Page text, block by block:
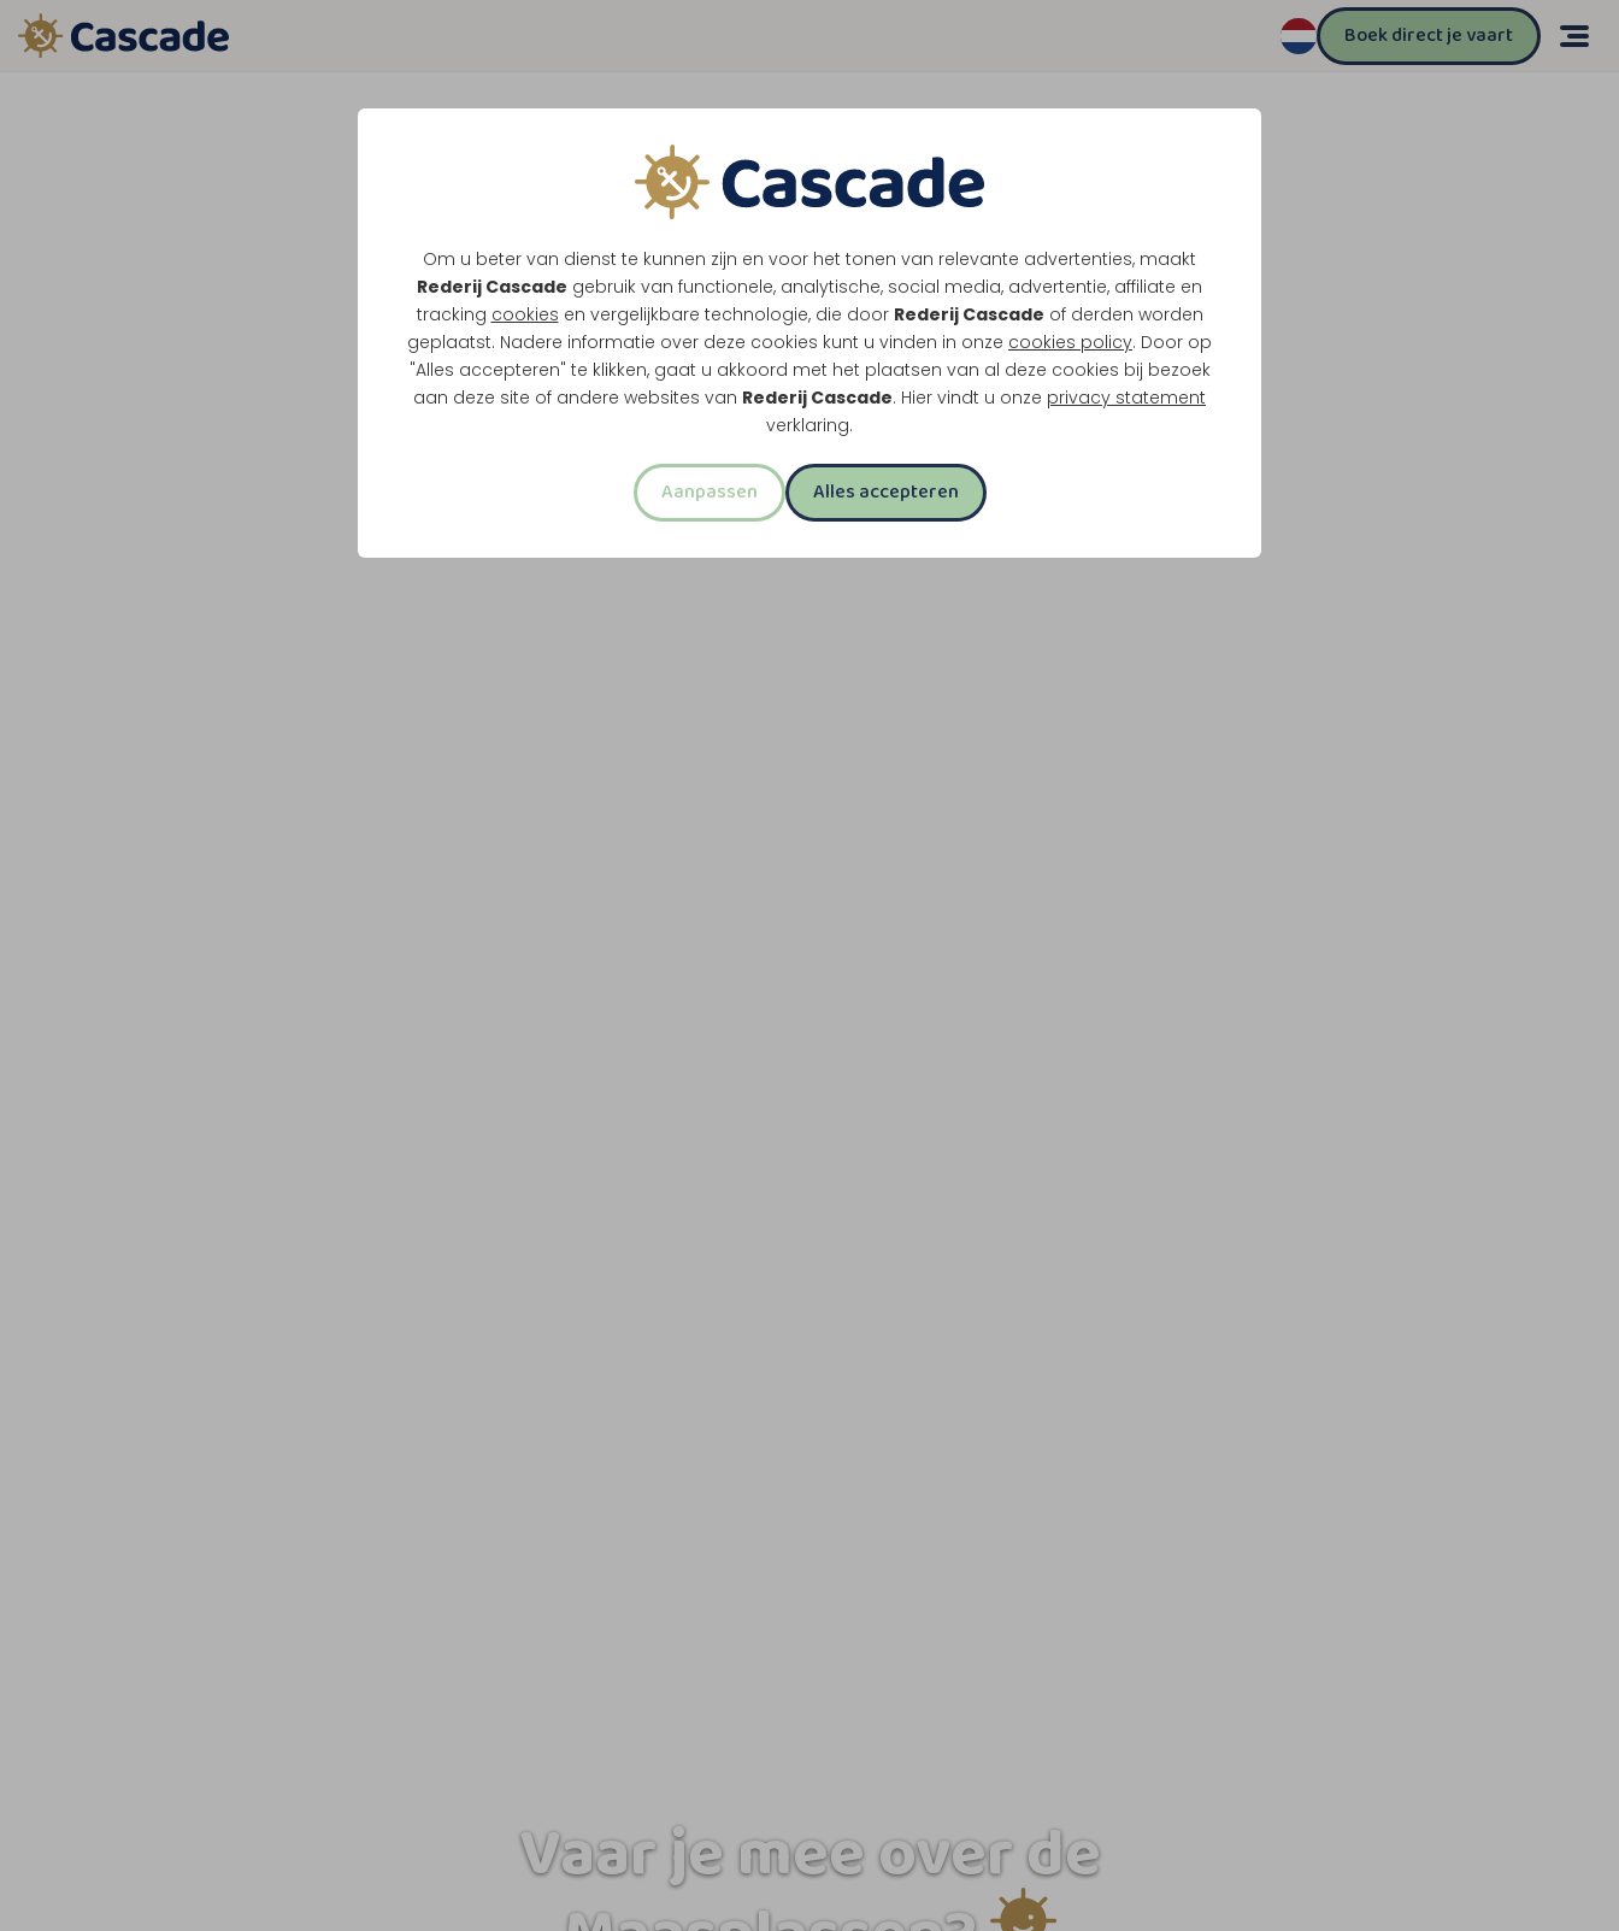
Om u beter van dienst te kunnen zijn en voor het tonen van relevante advertenties, maakt
Rederij Cascade gebruik van functionele, analytische, social media, advertentie, affiliate en
tracking cookies en vergelijkbare technologie, die door Rederij Cascade of derden worden
geplaatst. Nadere informatie over deze cookies kunt u vinden in onze cookies policy. Door op
"Alles accepteren" te klikken, gaat u akkoord met het plaatsen van al deze cookies bij bezoek
aan deze site of andere websites van Rederij Cascade. Hier vindt u onze privacy statement
verklaring.
Aanpassen Alles accepteren
Boek direct je vaart
Vaar je mee over de